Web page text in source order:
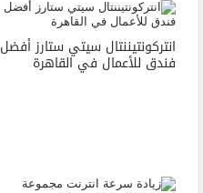
انتركونتيننتال سيتي ستارز أفضل
فندق للأعمال في القاهرة